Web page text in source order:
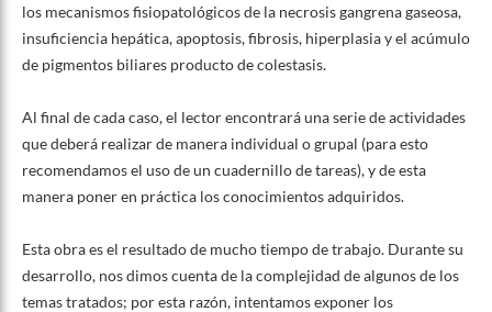
los mecanismos fisiopatológicos de la necrosis gangrena gaseosa,
insuficiencia hepática, apoptosis, fibrosis, hiperplasia y el acúmulo
de pigmentos biliares producto de colestasis.
Al final de cada caso, el lector encontrará una serie de actividades
que deberá realizar de manera individual o grupal (para esto
recomendamos el uso de un cuadernillo de tareas), y de esta
manera poner en práctica los conocimientos adquiridos.
Esta obra es el resultado de mucho tiempo de trabajo. Durante su
desarrollo, nos dimos cuenta de la complejidad de algunos de los
temas tratados; por esta razón, intentamos exponer los